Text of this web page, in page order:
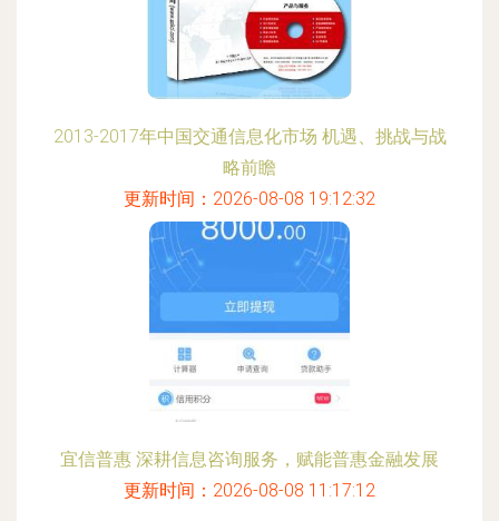
2013-2017年中国交通信息化市场 机遇、挑战与战
略前瞻
更新时间：2026-08-08 19:12:32
宜信普惠 深耕信息咨询服务，赋能普惠金融发展
更新时间：2026-08-08 11:17:12